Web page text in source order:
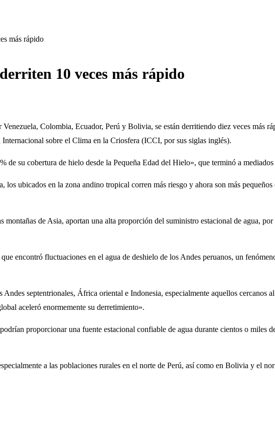
más rápido
10 veces más rápido
Colombia, Ecuador, Perú y Bolivia, se están derritiendo diez veces más
sobre el Clima en la Criosfera (ICCI, por sus siglas inglés).
de su cobertura de hielo desde la Pequeña Edad del Hielo», que terminó a
ubicados en la zona andino tropical corren más riesgo y ahora son más
montañas de Asia, aportan una alta proporción del suministro estacional de agua,
encontró fluctuaciones en el agua de deshielo de los Andes peruanos, un
septentrionales, África oriental e Indonesia, especialmente aquellos cercanos
aceleró enormemente su derretimiento».
proporcionar una fuente estacional confiable de agua durante cientos o miles
a las poblaciones rurales en el norte de Perú, así como en Bolivia y el